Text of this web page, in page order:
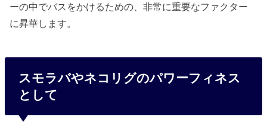
ーの中でバスをかけるための、非常に重要なファクター
に昇華します。
スモラバやネコリグのパワーフィネス
として